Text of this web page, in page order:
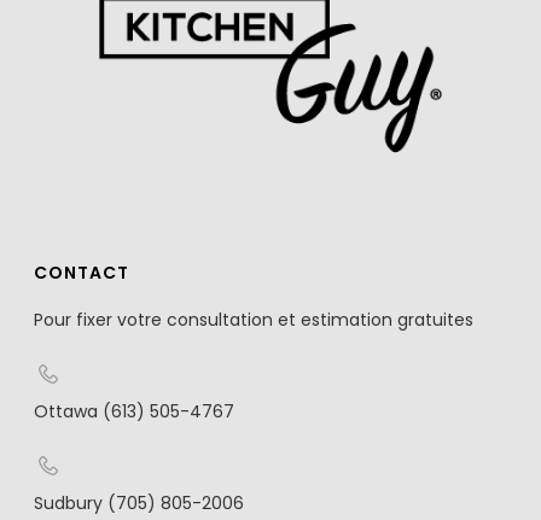
CONTACT
Pour fixer votre consultation et estimation gratuites
Ottawa (613) 505-4767
Sudbury (705) 805-2006